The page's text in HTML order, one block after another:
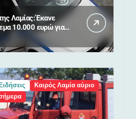
Λαμίας: Έκανε
10.000 ευρώ για
Ειδήσεις
Καιρός Λαμία αύριο